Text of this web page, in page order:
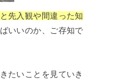
先入観や間違った知
いいのか、ご存知で
たいことを見ていき